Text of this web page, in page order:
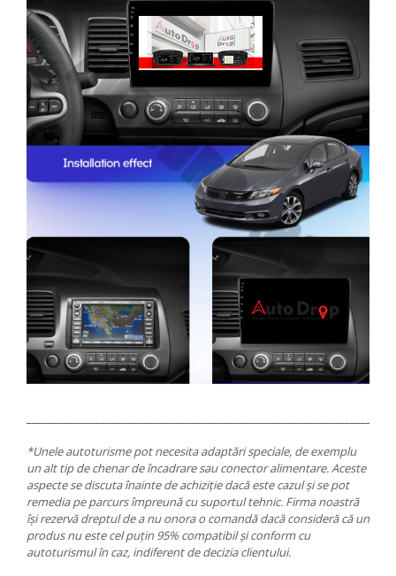
*Unele autoturisme pot necesita adaptări speciale, de exemplu
un alt tip de chenar de încadrare sau conector alimentare. Aceste
aspecte se discuta înainte de achiziție dacă este cazul și se pot
remedia pe parcurs împreună cu suportul tehnic. Firma noastră
își rezervă dreptul de a nu onora o comandă dacă consideră că un
produs nu este cel puțin 95% compatibil și conform cu
autoturismul în caz, indiferent de decizia clientului.